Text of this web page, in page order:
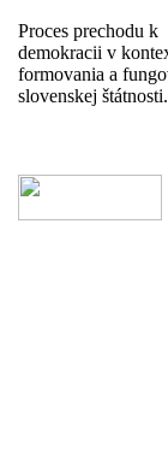
Proces prechodu k
demokracii v
formovania a
slovenskej štátnosti.